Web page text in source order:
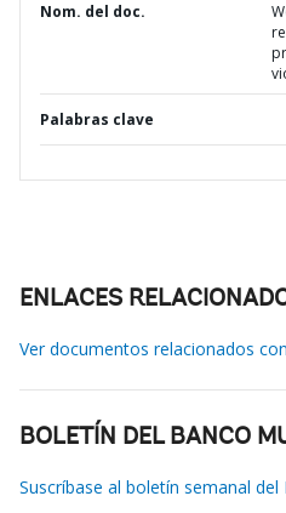
Nom. del doc.
Palabras clave
ENLACES
Ver documentos relacionados
BOLETÍN DEL BANCO
Suscríbase al boletín semanal del